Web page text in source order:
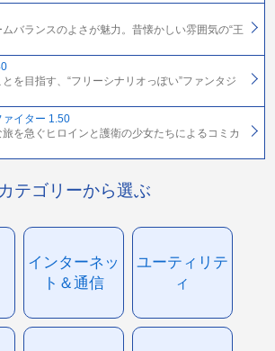
バランスのよさが魅力。昔懐かしい雰囲気の“王
を目指す、“フリーシナリオっぽい”ファンタジ
イター 1.50
を急ぐヒロインと護衛の少女たちによるコミカ
カテゴリーから選ぶ
インターネッ
ト＆通信
ユーティリテ
ィ